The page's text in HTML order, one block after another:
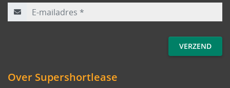
Over Supershortlease